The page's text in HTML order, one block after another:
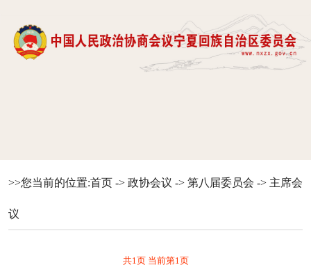
>>您当前的位置:首页 -> 政协会议 -> 第八届委员会 -> 主席会
议
共1页 当前第1页